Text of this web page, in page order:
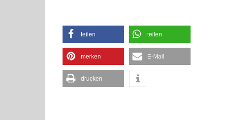
teilen teilen
merken E-Mail
drucken